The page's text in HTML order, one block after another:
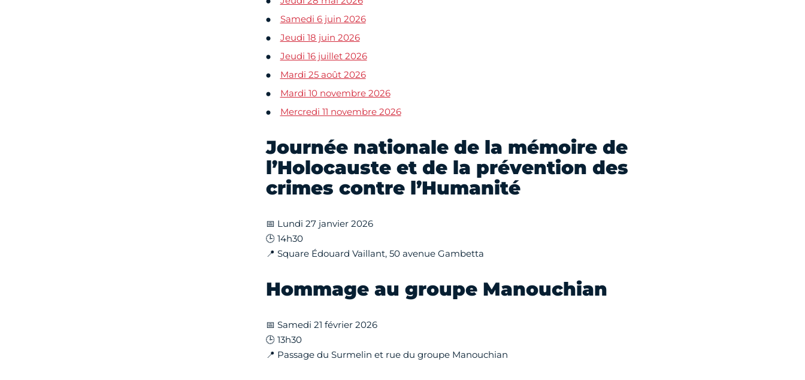
Samedi 6 juin 2026
Jeudi 18 juin 2026
Jeudi 16 juillet 2026
Mardi 25 août 2026
Mardi 10 novembre 2026
Mercredi 11 novembre 2026
Journée nationale de la mémoire de
l’Holocauste et de la prévention des
crimes contre l’Humanité
📅 Lundi 27 janvier 2026
🕒 14h30
📍 Square Édouard Vaillant, 50 avenue Gambetta
Hommage au groupe Manouchian
📅 Samedi 21 février 2026
🕒 13h30
📍 Passage du Surmelin et rue du groupe Manouchian